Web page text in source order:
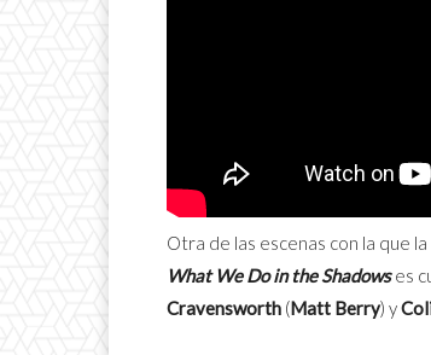
Otra de las escenas con la que
What We Do in the Shadowses
Cravensworth (Matt Berry) y